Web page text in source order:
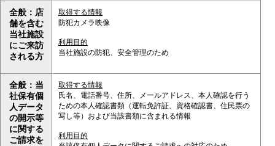
全般：店
舗を含む
当社施設
にご来訪
される方
取得する情報
防犯カメラ映像
利用目的
当社施設の防犯、安全管理のため
全般：当
社保有個
人データ
の開示等
に関する
ご請求を
取得する情報
氏名、電話番号、住所、メールアドレス、本人確認を行う
ための本人確認書類（運転免許証、資格確認書、住民票の
写し等）および当該書類に含まれる情報
利用目的